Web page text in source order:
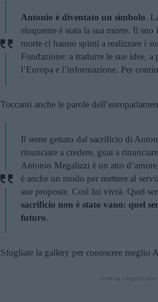
Antonio è diventato un simbolo.
eloquente è stata la sua morte. Il
morte ci hanno spinti a realizzare i
Fondazione: a tradurre le sue idee,
l’Europa e l’informazione. Per
Toccanti anche le parole
Il seme gettato dal sacrificio di
rinunciare a credere, guai a
Antonio Megalizzi è un atto
è anche un modo per mettere al
sue proposte. Così lui vivrà. Quel
sacrificio non è stato vano: quel
futuro.
Sfogliate la gallery per conoscere meglio